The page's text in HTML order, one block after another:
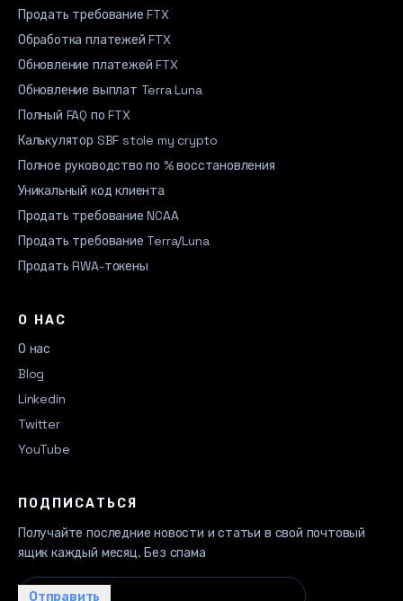
Продать требование FTX
Обработка платежей FTX
Обновление платежей FTX
Обновление выплат Terra Luna
Полный FAQ по FTX
Калькулятор SBF stole my crypto
Полное руководство по % восстановления
Уникальный код клиента
Продать требование NCAA
Продать требование Terra/Luna
Продать RWA-токены
О НАС
О нас
Blog
Linkedin
Twitter
YouTube
ПОДПИСАТЬСЯ
Получайте последние новости и статьи в свой почтовый
ящик каждый месяц. Без спама
Ваш email…
Отправить